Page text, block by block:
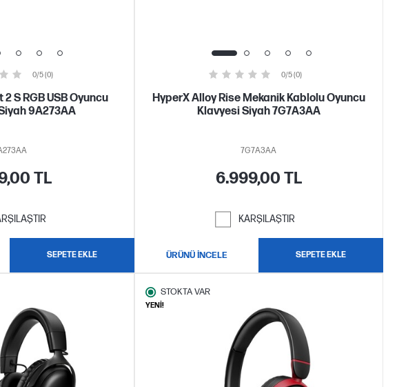
0/5 (0)
S RGB USB Oyuncu
9A273AA
TL
SEPETE EKLE
0/5 (0)
HyperX Alloy Rise Mekanik Kablolu Oyuncu
Klavyesi Siyah 7G7A3AA
7G7A3AA
6.999,00 TL
KARŞILAŞTIR
ÜRÜNÜ İNCELE SEPETE EKLE
STOKTA VAR
YENİ!